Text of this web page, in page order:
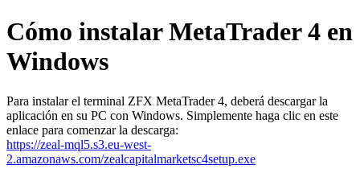
Cómo instalar MetaTrader 4 en
Windows
Para instalar el terminal ZFX MetaTrader 4, deberá descargar la
aplicación en su PC con Windows. Simplemente haga clic en este
enlace para comenzar la descarga:
https://zeal-mql5.s3.eu-west-
2.amazonaws.com/zealcapitalmarketsc4setup.exe